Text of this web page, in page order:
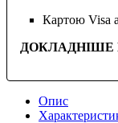
Картою Visa
ДОКЛАДНІШЕ
Опис